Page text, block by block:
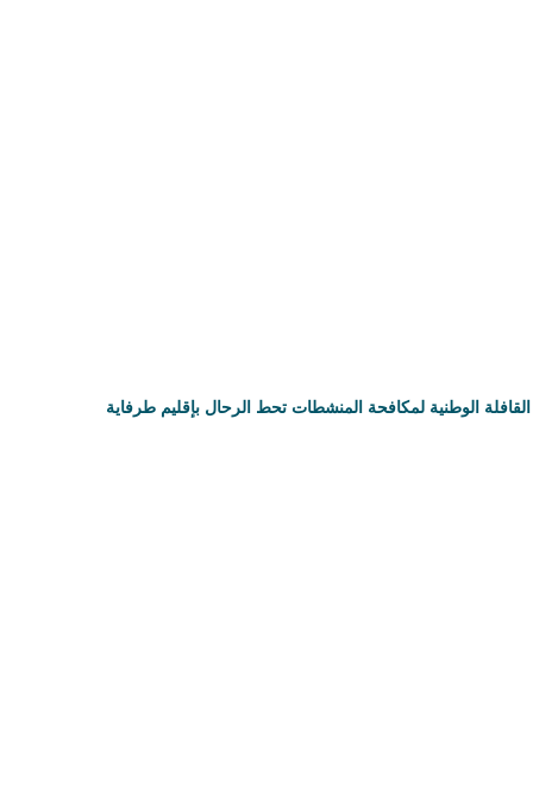
القافلة الوطنية لمكافحة المنشطات تحط الرحال بإقليم طرفاية